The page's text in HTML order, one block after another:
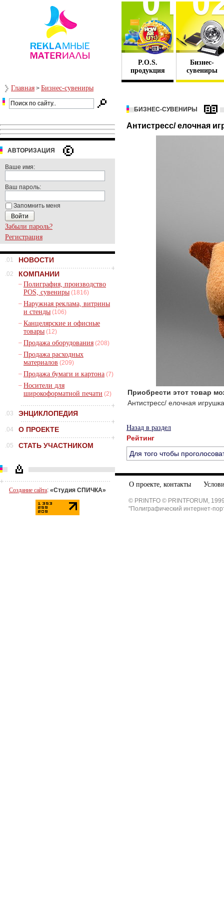
P.O.S.
продукция
Бизнес-
сувениры
Главная > Бизнес-сувениры
АВТОРИЗАЦИЯ
Ваше имя:
Ваш пароль:
Запомнить меня
Забыли пароль?
Регистрация
.01 НОВОСТИ
.02 КОМПАНИИ
– Полиграфия, производство
POS, сувениры (1816)
– Наружная реклама, витрины
и стенды (106)
– Канцелярские и офисные
товары (12)
– Продажа оборудования (208)
– Продажа расходных
материалов (209)
– Продажа бумаги и картона (7)
– Носители для
широкоформатной печати (2)
.03 ЭНЦИКЛОПЕДИЯ
.04 О ПРОЕКТЕ
.05 СТАТЬ УЧАСТНИКОМ
Создание сайта: «Студия СПИЧКА»
БИЗНЕС-СУВЕНИРЫ
Антистресс/ елочная
Приобрести этот товар
Антистресс/ елочная
Назад в раздел
Рейтинг
Для того чтобы
О проекте, контакты
© PRINTFO © PRINTFORUM,
"Полиграфический интернет-